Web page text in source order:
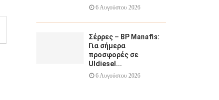
6 Αυγούστου 2026
Σέρρες – BP Manafis:
Για σήμερα
προσφορές σε
Uldiesel...
6 Αυγούστου 2026